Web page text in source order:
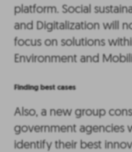
platform. Social
and Digitalization will
focus on solutions
Environment and
Finding best cases
Also, a new group
government agencies
identify their best